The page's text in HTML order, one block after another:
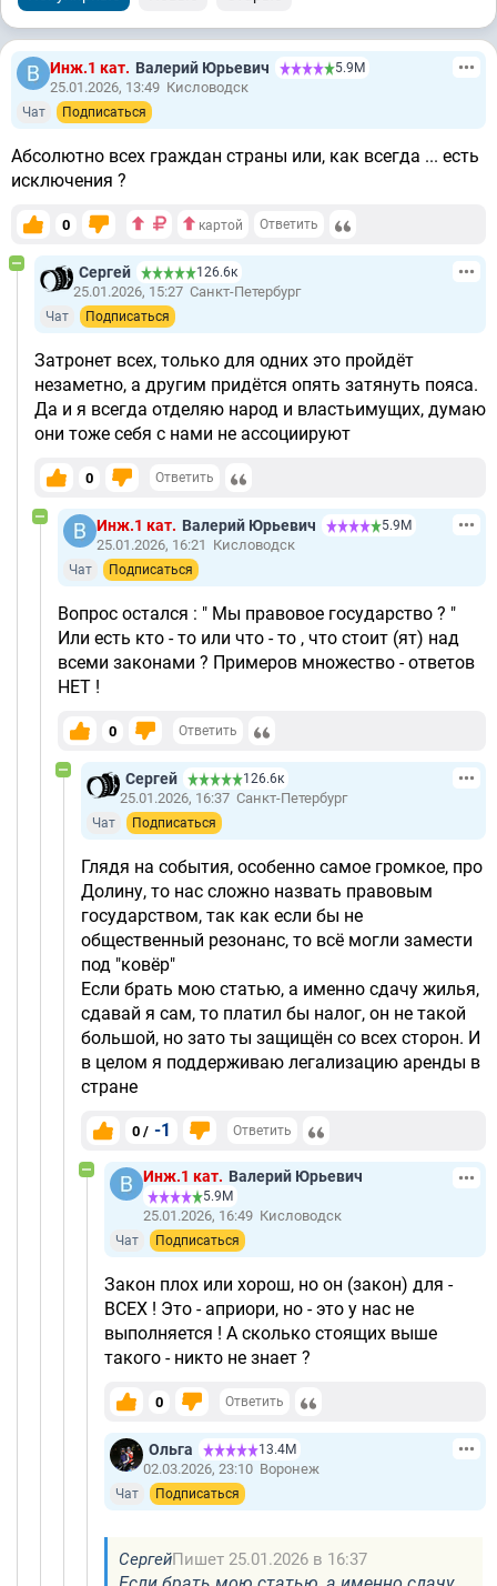
Инж.1 кат. Валерий Юрьевич 5.9М
25.01.2026, 13:49 Кисловодск
Чат Подписаться
Абсолютно всех граждан страны или, как всегда ... есть
исключения ?
0 картой Ответить
Сергей 126.6к
25.01.2026, 15:27 Санкт-Петербург
Чат Подписаться
Затронет всех, только для одних это пройдёт
незаметно, а другим придётся опять затянуть пояса.
Да и я всегда отделяю народ и властьимущих, думаю
они тоже себя с нами не ассоциируют
0 Ответить
Инж.1 кат. Валерий Юрьевич 5.9М
25.01.2026, 16:21 Кисловодск
Чат Подписаться
Вопрос остался : " Мы правовое государство ? "
Или есть кто - то или что - то , что стоит (ят) над
всеми законами ? Примеров множество - ответов
НЕТ !
0 Ответить
Сергей 126.6к
25.01.2026, 16:37 Санкт-Петербург
Чат Подписаться
Глядя на события, особенно самое громкое, про
Долину, то нас сложно назвать правовым
государством, так как если бы не
общественный резонанс, то всё могли замести
под "ковёр"
Если брать мою статью, а именно сдачу жилья,
сдавай я сам, то платил бы налог, он не такой
большой, но зато ты защищён со всех сторон. И
в целом я поддерживаю легализацию аренды в
стране
0 / -1 Ответить
Инж.1 кат. Валерий Юрьевич
5.9М
25.01.2026, 16:49 Кисловодск
Чат Подписаться
Закон плох или хорош, но он (закон) для -
ВСЕХ ! Это - априори, но - это у нас не
выполняется ! А сколько стоящих выше
такого - никто не знает ?
0 Ответить
Ольга 13.4М
02.03.2026, 23:10 Воронеж
Чат Подписаться
СергейПишет 25.01.2026 в 16:37